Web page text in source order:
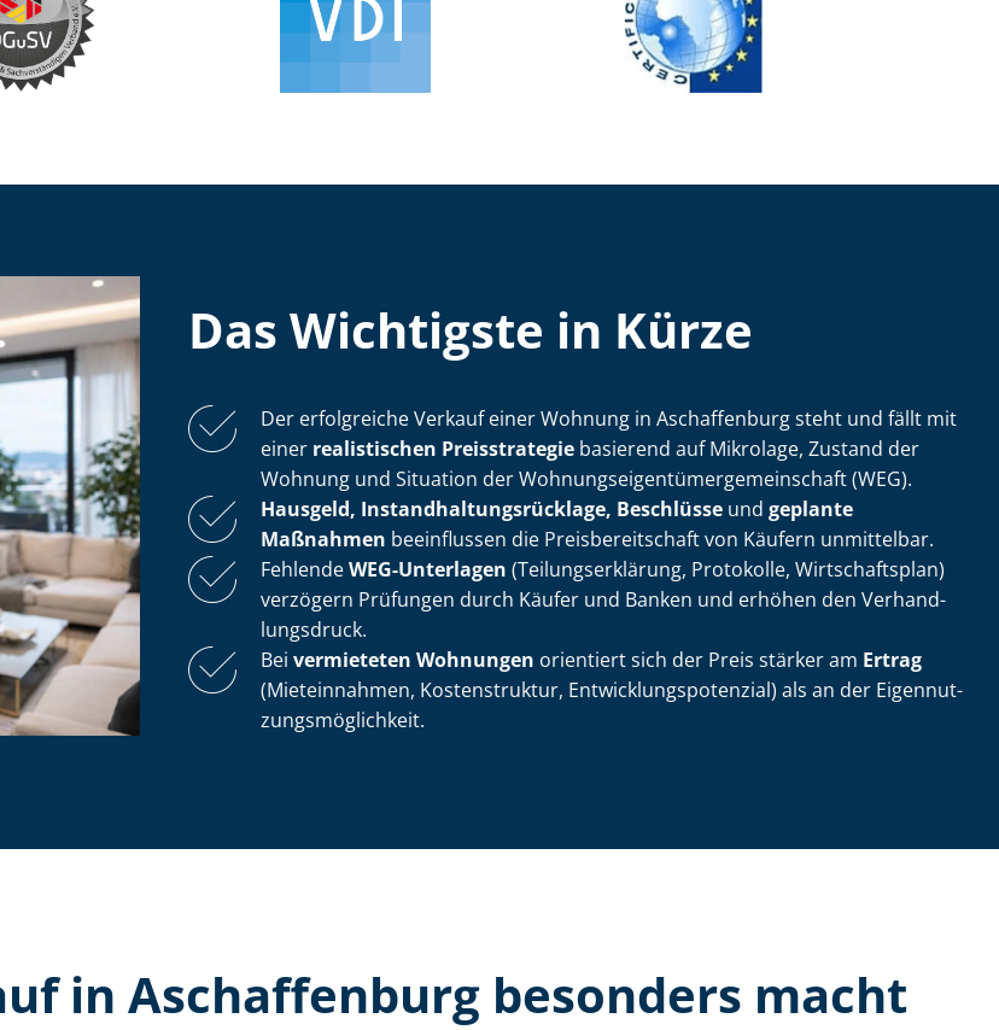
Das Wichtigste in Kürze
Der erfolgreiche Verkauf einer Wohnung in Aschaffenburg steht und fällt mit
einer realistischen Preisstrategie basierend auf Mikrolage, Zustand der
Wohnung und Situation der Woh­nungs­ei­gen­tü­mer­ge­mein­schaft (WEG).
Hausgeld, In­stand­hal­tungs­rück­la­ge, Beschlüsse und geplante
Maßnahmen beeinflussen die Preis­be­reit­schaft von Käufern unmittelbar.
FehlendeWEG-Unterlagen (Tei­lungs­er­klä­rung, Protokolle, Wirtschaftsplan)
verzögern Prüfungen durch Käufer und Banken und erhöhen den Ver­hand­
lungs­druck.
Bei vermieteten Wohnungen orientiert sich der Preis stärker am Ertrag
(Mieteinnahmen, Kostenstruktur, Ent­wick­lungs­po­ten­zi­al) als an der Ei­gen­nut­
zungs­mög­lich­keit.
in Aschaffenburg besonders macht